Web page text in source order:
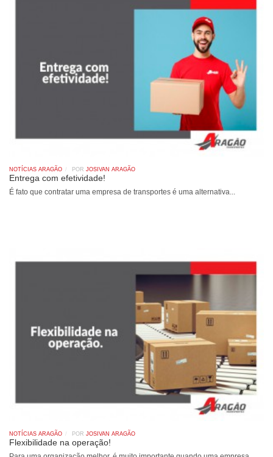
NOTÍCIAS ARAGÃO POR JOSIVAN ARAGÃO
Entrega com efetividade!
É fato que contratar uma empresa de transportes é uma alternativa...
NOTÍCIAS ARAGÃO POR JOSIVAN ARAGÃO
Flexibilidade na operação!